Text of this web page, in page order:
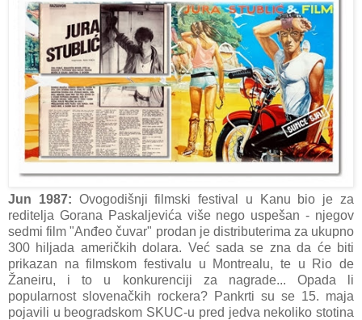
Jun 1987: Ovogodišnji filmski festival u Kanu bio je za
reditelja Gorana Paskaljevića više nego uspešan - njegov
sedmi film "Anđeo čuvar" prodan je distributerima za ukupno
300 hiljada američkih dolara. Već sada se zna da će biti
prikazan na filmskom festivalu u Montrealu, te u Rio de
Žaneiru, i to u konkurenciji za nagrade... Opada li
popularnost slovenačkih rockera? Pankrti su se 15. maja
pojavili u beogradskom SKUC-u pred jedva nekoliko stotina